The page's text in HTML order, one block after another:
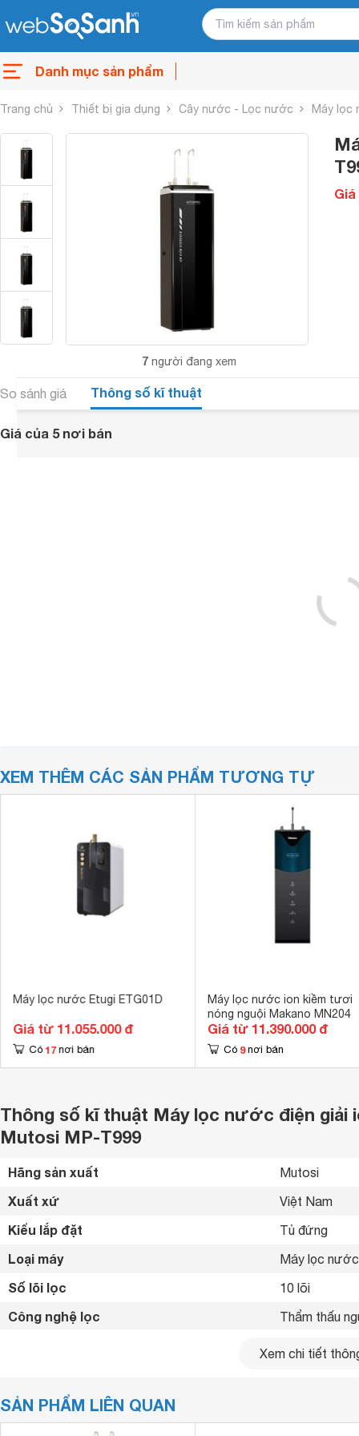
Danh mục sản phẩm
Trang chủ Thiết bị gia dụng Cây nước - Lọc nước Máy lọc
7 người đang xem
Giá
So sánh giá Thông số kĩ thuật
Giá của 5 nơi bán
XEM THÊM CÁC SẢN PHẨM TƯƠNG TỰ
Máy lọc nước Etugi ETG01D
Giá từ 11.055.000 đ
Có 17 nơi bán
Máy lọc nước ion kiềm tươi
nóng nguội Makano MN204
Giá từ 11.390.000 đ
Có 9 nơi bán
Thông số kĩ thuật Máy lọc nước điện giải
Mutosi MP-T999
Hãng sản xuất Mutosi
Xuất xứ Việt Nam
Kiểu lắp đặt Tủ đứng
Loại máy Máy lọc
Số lõi lọc 10 lõi
Công nghệ lọc Thẩm thấu
20 lít/giờ
Nhiệt độ nước lạnh
Xem chi tiết
SẢN PHẨM LIÊN QUAN